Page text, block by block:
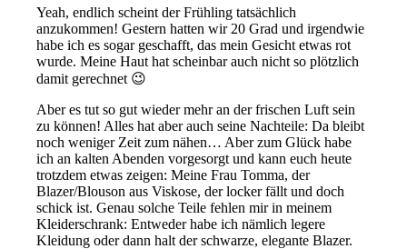
Yeah, endlich scheint der Frühling tatsächlich
anzukommen! Gestern hatten wir 20 Grad und irgendwie
habe ich es sogar geschafft, das mein Gesicht etwas rot
wurde. Meine Haut hat scheinbar auch nicht so plötzlich
damit gerechnet 😉
Aber es tut so gut wieder mehr an der frischen Luft sein
zu können! Alles hat aber auch seine Nachteile: Da bleibt
noch weniger Zeit zum nähen… Aber zum Glück habe
ich an kalten Abenden vorgesorgt und kann euch heute
trotzdem etwas zeigen: Meine Frau Tomma, der
Blazer/Blouson aus Viskose, der locker fällt und doch
schick ist. Genau solche Teile fehlen mir in meinem
Kleiderschrank: Entweder habe ich nämlich legere
Kleidung oder dann halt der schwarze, elegante Blazer.